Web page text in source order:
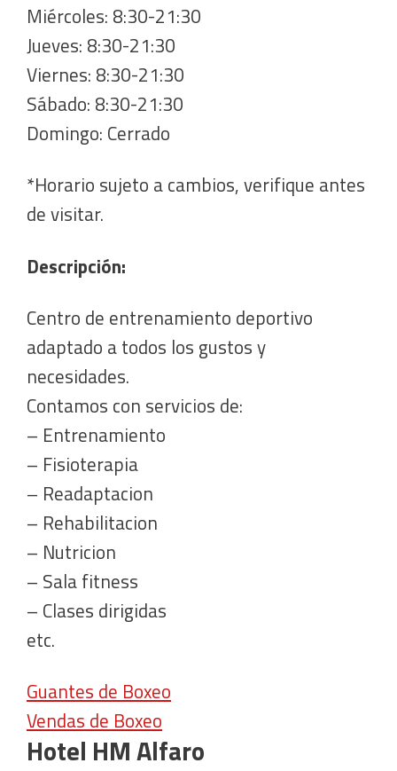
Miércoles: 8:30-21:30
Jueves: 8:30-21:30
Viernes: 8:30-21:30
Sábado: 8:30-21:30
Domingo: Cerrado
*Horario sujeto a cambios, verifique antes
de visitar.
Descripción:
Centro de entrenamiento deportivo
adaptado a todos los gustos y
necesidades.
Contamos con servicios de:
– Entrenamiento
– Fisioterapia
– Readaptacion
– Rehabilitacion
– Nutricion
– Sala fitness
– Clases dirigidas
etc.
Guantes de Boxeo
Vendas de Boxeo
Hotel HM Alfaro